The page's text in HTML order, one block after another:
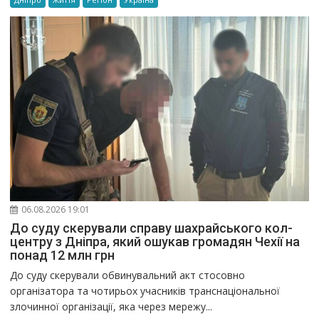
06.08.2026 19:01
До суду скерували справу шахрайського кол-
центру з Дніпра, який ошукав громадян Чехії на
понад 12 млн грн
До суду скерували обвинувальний акт стосовно
організатора та чотирьох учасників транснаціональної
злочинної організації, яка через мережу...